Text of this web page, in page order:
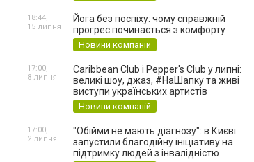
Йога без поспіху: чому справжній
прогрес починається з комфорту
Новини компаній
18:44,
15 липня
Caribbean Club і Pepper's Club у липні:
великі шоу, джаз, #НаШапку та живі
виступи українських артистів
Новини компаній
17:00,
8 липня
"Обійми не мають діагнозу": в Києві
запустили благодійну ініціативу на
підтримку людей з інвалідністю
17:00,
2 липня